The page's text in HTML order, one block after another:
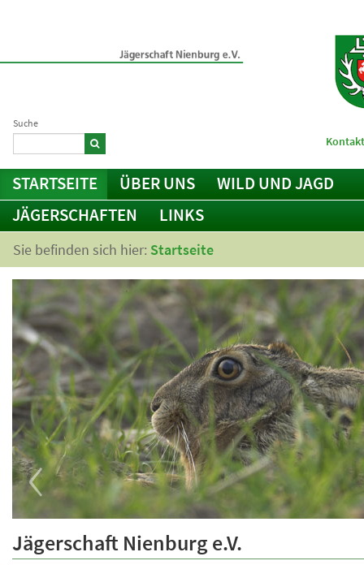
Suche
STARTSEITE ÜBER UNS
WILD UND JAGD
JÄGERSCHAFTEN
LINKS
Sie befinden sich hier: Startseite
Jägerschaft und Kontakte zu Ihren
Hier
‹
Jägerschaft Nienburg e.V.